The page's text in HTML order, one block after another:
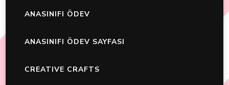
ANASINIFI ÖDEV
ANASINIFI ÖDEV SAYFASI
CREATIVE CRAFTS